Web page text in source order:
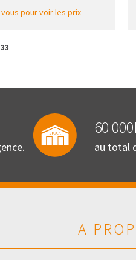
pour voir les prix
60
au total
A